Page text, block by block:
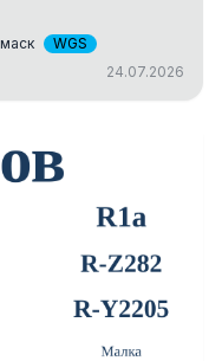
WGS
24.07.2026